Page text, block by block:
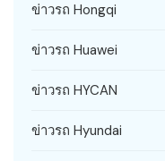
ข่าวรถ Hongqi
ข่าวรถ Huawei
ข่าวรถ HYCAN
ข่าวรถ Hyundai